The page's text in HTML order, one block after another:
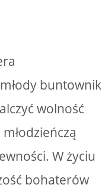
buntownik
wolność
W życiu
bohaterów